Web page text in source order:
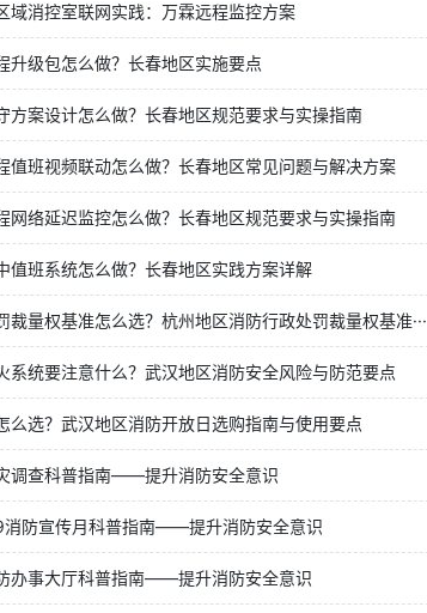
域消控室联网实践：万霖远程监控方案
升级包怎么做？长春地区实施要点
方案设计怎么做？长春地区规范要求与实操指南
值班视频联动怎么做？长春地区常见问题与解决方案
网络延迟监控怎么做？长春地区规范要求与实操指南
值班系统怎么做？长春地区实践方案详解
裁量权基准怎么选？杭州地区消防行政处罚裁量权基准···
系统要注意什么？武汉地区消防安全风险与防范要点
么选？武汉地区消防开放日选购指南与使用要点
调查科普指南——提升消防安全意识
消防宣传月科普指南——提升消防安全意识
办事大厅科普指南——提升消防安全意识